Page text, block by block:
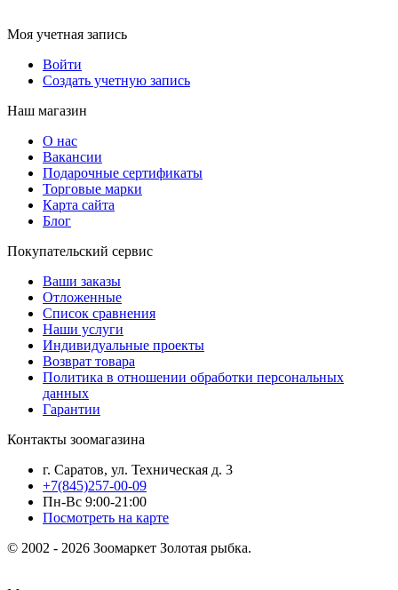
Моя учетная запись
Войти
Создать учетную запись
Наш магазин
О нас
Вакансии
Подарочные сертификаты
Торговые марки
Карта сайта
Блог
Покупательский сервис
Ваши заказы
Отложенные
Список сравнения
Наши услуги
Индивидуальные проекты
Возврат товара
Политика в отношении обработки персональных
данных
Гарантии
Контакты зоомагазина
г. Саратов, ул. Техническая д. 3
+7(845)257-00-09
Пн-Вс 9:00-21:00
Посмотреть на карте
© 2002 - 2026 Зоомаркет Золотая рыбка.